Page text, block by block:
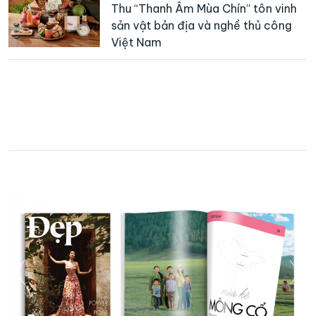
Thu “Thanh Âm Mùa Chín” tôn vinh
sản vật bản địa và nghề thủ công
Việt Nam